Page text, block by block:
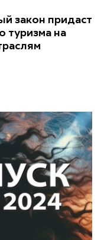
закон придаст
туризма на